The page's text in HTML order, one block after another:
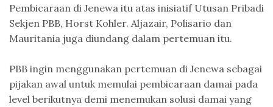
Pembicaraan di Jenewa itu atas inisiatif Utusan Pribadi
Sekjen PBB, Horst Kohler. Aljazair, Polisario dan
Mauritania juga diundang dalam pertemuan itu.
PBB ingin menggunakan pertemuan di Jenewa sebagai
pijakan awal untuk memulai pembicaraan damai pada
level berikutnya demi menemukan solusi damai yang